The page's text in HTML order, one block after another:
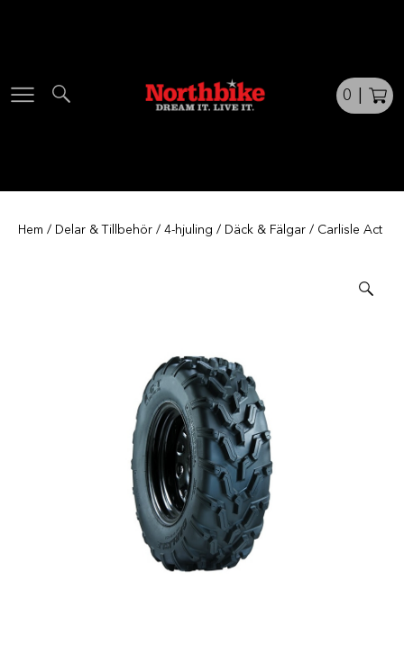
0
Hem / Delar & Tillbehör / 4-hjuling / Däck & Fälgar / Carlisle Act